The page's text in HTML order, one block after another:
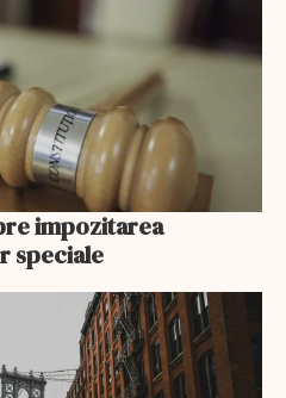
impozitarea
speciale